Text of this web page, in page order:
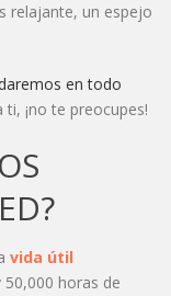
relajante, un espejo
en todo
ti, ¡no te preocupes!
vida útil
horas de